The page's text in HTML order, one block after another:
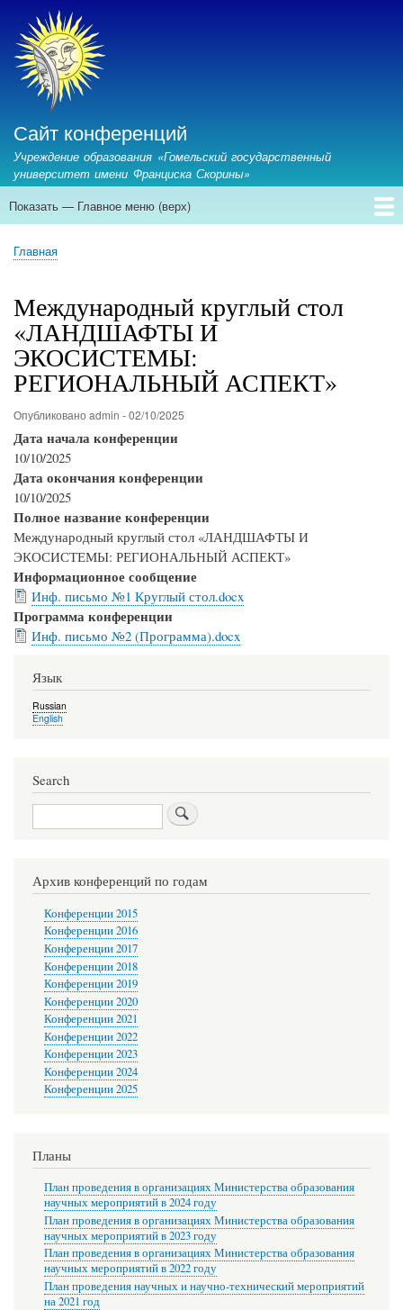
Сайт конференций
Учреждение образования «Гомельский государственный
университет имени Франциска Скорины»
Главное
(верх)
Показать — Главное меню (верх)
Главная
Предстоящие конференции
Архив конференций
Контакты
Строка
Главная
Международный круглый стол
«ЛАНДШАФТЫ И
ЭКОСИСТЕМЫ:
РЕГИОНАЛЬНЫЙ АСПЕКТ»
Опубликовано admin -02/10/2025
Дата начала конференции
10/10/2025
Дата окончания конференции
10/10/2025
Полное название конференции
Международный круглый стол «ЛАНДШАФТЫ И
ЭКОСИСТЕМЫ: РЕГИОНАЛЬНЫЙ АСПЕКТ»
Информационное сообщение
Инф. письмо №1 Круглый стол.docx
Программа конференции
Инф. письмо №2 (Программа).docx
Язык
Russian
English
Search
Search
Архив конференций по годам
Конференции 2015
Конференции 2016
Конференции 2017
Конференции 2018
Конференции 2019
Конференции 2020
Конференции 2021
Конференции 2022
Конференции 2023
Конференции 2024
Конференции 2025
Планы
План проведения в организациях Министерства образования
научных мероприятий в 2024 году
План проведения в организациях Министерства образования
научных мероприятий в 2023 году
План проведения в организациях Министерства образования
научных мероприятий в 2022 году
План проведения научных и научно-технический мероприятий
на 2021 год